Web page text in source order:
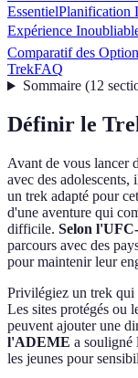
EssentielPlanification
Expérience
Comparatif des
TrekFAQ
Sommaire(12
Définir le
Avant de vous lancer
avec des
un trek adapté pour
d'une aventure qui
difficile. Selon
parcours avec des
pour maintenir leur
Privilégiez un trek qui
Les sites protégés ou
peuvent ajouter une
l'ADEME a souligné
les jeunes pour